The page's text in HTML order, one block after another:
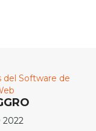
del Software de
2022